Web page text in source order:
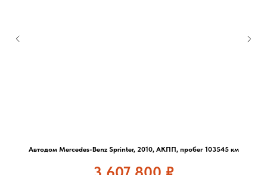
Автодом Mercedes-Benz Sprinter, 2010, АКПП, пробег 103545 км